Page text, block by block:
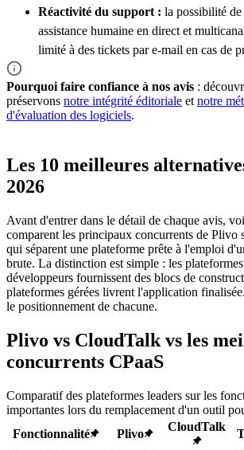
Réactivité du support : la possibilité
assistance humaine en direct et
limité à des tickets par e-mail en cas de
Pourquoi faire confiance à nos avis :
préservons notre intégrité éditoriale et notre
d'évaluation des logiciels.
Les 10 meilleures
2026
Avant d'entrer dans le détail de chaque avis,
comparent les principaux concurrents de Plivo
qui séparent une plateforme prête à l'emploi
brute. La distinction est simple : les
développeurs fournissent des blocs de
plateformes gérées livrent l'application
le positionnement de chacune.
Plivo vs CloudTalk vs les
concurrents CPaaS
Comparatif des plateformes leaders sur les
importantes lors du remplacement d'un outil
Fonctionnalité
Plivo
CloudTalk